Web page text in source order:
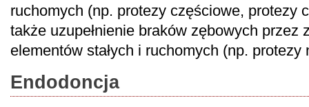
ruchomych (np. protezy częściowe, protezy
także uzupełnienie braków zębowych przez
elementów stałych i ruchomych (np. protezy
Endodoncja